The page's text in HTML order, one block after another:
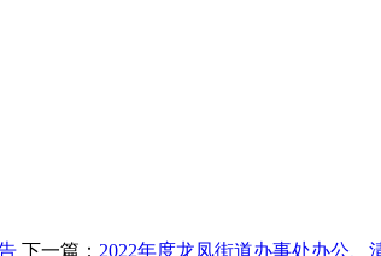
下一篇： 2022年度龙凤街道办事处办公、